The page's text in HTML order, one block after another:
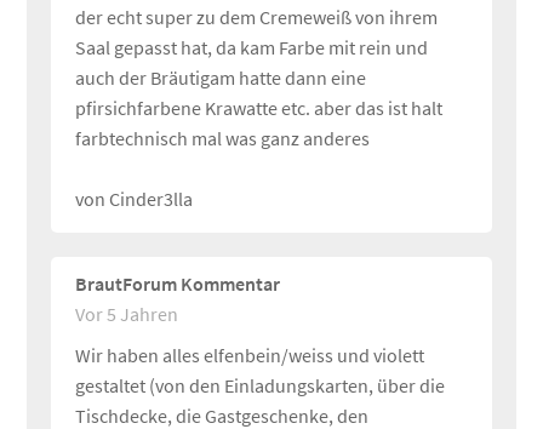
der echt super zu dem Cremeweiß von ihrem
Saal gepasst hat, da kam Farbe mit rein und
auch der Bräutigam hatte dann eine
pfirsichfarbene Krawatte etc. aber das ist halt
farbtechnisch mal was ganz anderes
von Cinder3lla
BrautForum Kommentar
Vor 5 Jahren
Wir haben alles elfenbein/weiss und violett
gestaltet (von den Einladungskarten, über die
Tischdecke, die Gastgeschenke, den